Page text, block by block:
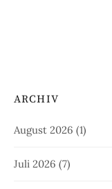
ARCHIV
August 2026 (1)
Juli 2026 (7)